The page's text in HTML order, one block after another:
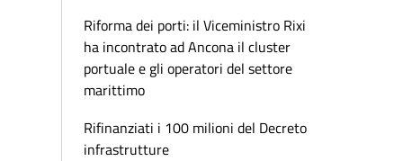
Riforma dei porti: il Viceministro Rixi
ha incontrato ad Ancona il cluster
portuale e gli operatori del settore
marittimo
Rifinanziati i 100 milioni del Decreto
infrastrutture